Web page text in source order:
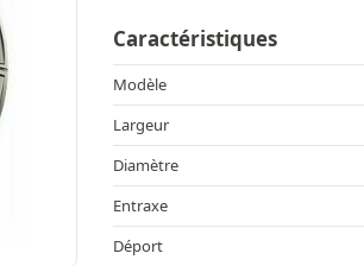
Caractéristiques
Modèle
Largeur
Diamètre
Entraxe
Déport